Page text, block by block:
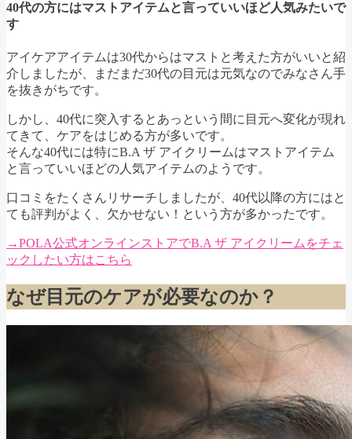
40代の方にはマストアイテムと言っていいほど人気みたいで
す
アイケアアイテムは30代からはマストと考えた方がいいと紹
介しましたが、まだまだ30代の目元は元気なのでみなさん手
を抜きがちです。
しかし、40代に突入するとあっという間に目元へ変化が現れ
てきて、ケアをはじめる方が多いです。
そんな40代には特にB.A ザ アイクリームはマストアイテム
と言っていいほどの人気アイテムのようです。
口コミをたくさんリサーチしましたが、40代以降の方にはと
ても評判がよく、欠かせない！という方が多かったです。
→POLA公式オンラインストアでB.A ザ アイクリームをチェ
ックしたい方はこちら
なぜ目元のケアが必要なのか？